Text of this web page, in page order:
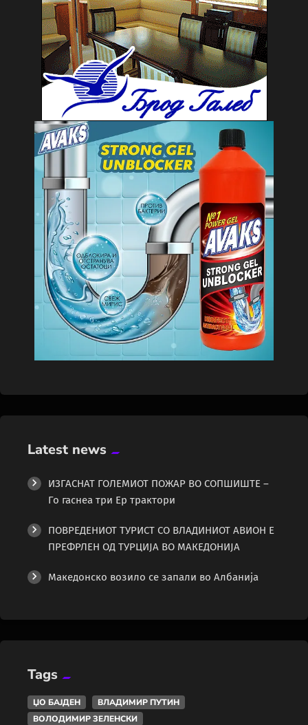
Latest news
ИЗГАСНАТ ГОЛЕМИОТ ПОЖАР ВО СОПШИШТЕ –
Го гаснеа три Ер трактори
ПОВРЕДЕНИОТ ТУРИСТ СО ВЛАДИНИОТ АВИОН Е
ПРЕФРЛЕН ОД ТУРЦИЈА ВО МАКЕДОНИЈА
Македонско возило се запали во Албанија
Tags
ЏО БАЈДЕН
ВЛАДИМИР ПУТИН
ВОЛОДИМИР ЗЕЛЕНСКИ